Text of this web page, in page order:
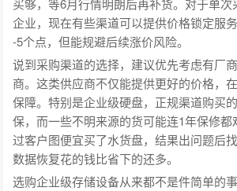
买够，等6月行情明朗后再补货。对于单次
企业，现在有些渠道可以提供价格锁定服
-5个点，但能规避后续涨价风险。
说到采购渠道的选择，建议优先考虑有厂
商。这类供应商不仅能提供更好的价格，
保障。特别是企业级硬盘，正规渠道购买
保，而一些不明来源的货可能连1年保修
过客户图便宜买了水货盘，结果出问题后
数据恢复花的钱比省下的还多。
选购企业级存储设备从来都不是件简单的